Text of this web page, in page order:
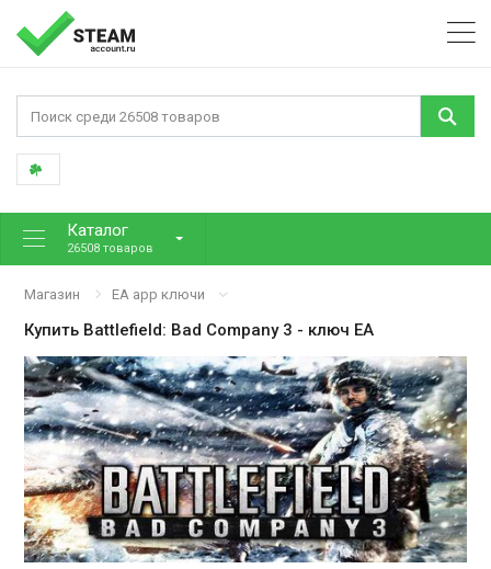
Каталог
26508 товаров
Магазин EA app ключи
Купить Battlefield: Bad Company 3 - ключ EA